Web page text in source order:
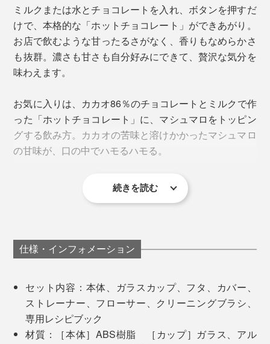
沁み渡る甘味に、こわばっていた心と身体がふわりほど
けます。
フローサーはマグネット式で、注ぐ時や洗う時に落ちることがありません
牛乳は温めすぎると表面に膜がはってしまいますが、そ
格別です。
※「Hot tea」モードは泡立ちません。
※低脂肪乳を使用すると泡立ちが少なくなります。
※「Cold milk foam」モードは温まりません。
ガラス製だからニオイやキズがつきにくく、カップの底
面はコーティング加工済みで、汚れも落としやすくなっ
ています。
ガラスカップの縁にチョコレートなどが入り込んだ場合
は、付属のクリーニングブラシで汚れを落としてくださ
ミルクまたは水とチョコレートを入れ、ボタンを押すだ
けで、本格的な「ホットチョコレート」ができあがり。
お店で飲むような甘ったるさがなく、香りもなめらかさ
も抜群。濃さも甘さも自分好みにできて、贅沢な気分を
味わえます。
お気に入りは、カカオ86％のチョコレートとミルクで作
った「ホットチョコレート」に、マシュマロをトッピン
グする飲み方。カカオの苦味と溶けかかったマシュマロ
の甘味が、口の中でハモるハモる。
続きを読む
仕様・インフォメーション
セット内容：本体、ガラスカップ、フタ、カバー、
ストレーナー、フローサー、クリーニングブラシ、
専用レシピブック
材質：［本体］ABS樹脂 ［カップ］ガラス、アル